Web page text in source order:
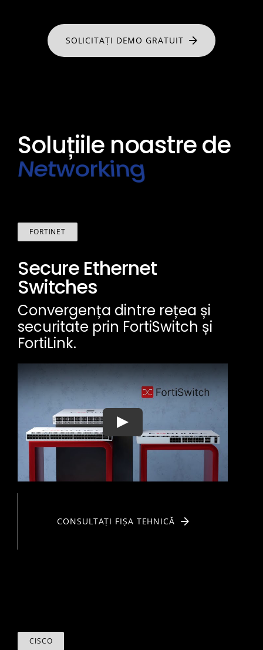
SOLICITAȚI DEMO GRATUIT
Soluțiile noastre de
FORTINET
Secure Ethernet
Switches
Convergența dintre rețea și
securitate prin FortiSwitch și
FortiLink.
CONSULTAȚI FIȘA TEHNICĂ
CISCO